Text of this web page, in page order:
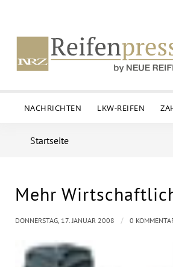
NACHRICHTEN LKW-REIFEN
Startseite
Mehr
DONNERSTAG, 17. JANUAR 2008 / 0